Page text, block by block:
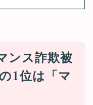
ンス詐欺被
1位は「マ